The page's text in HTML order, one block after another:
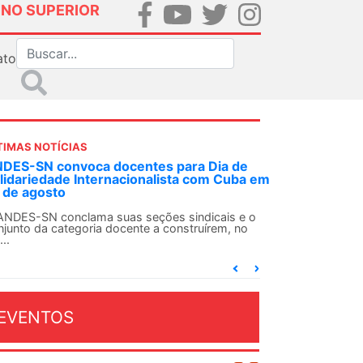
SUPERIOR
NOTÍCIAS
SN convoca docentes para Dia de
Internacionalista com Cuba em
de agosto
SN conclama suas seções sindicais e o
da categoria docente a construírem, no